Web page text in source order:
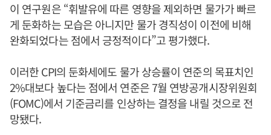
이 연구원은 “휘발유에 따른 영향을 제외하면 물가가 빠르
게 둔화하는 모습은 아니지만 물가 경직성이 이전에 비해
완화되었다는 점에서 긍정적이다”고 평가했다.
이러한 CPI의 둔화세에도 물가 상승률이 연준의 목표치인
2%대보다 높다는 점에서 연준은 7월 연방공개시장위원회
(FOMC)에서 기준금리를 인상하는 결정을 내릴 것으로 전
망됐다.